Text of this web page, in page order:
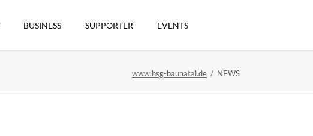
BUSINESS SUPPORTER EVENTS
www.hsg-baunatal.de NEWS